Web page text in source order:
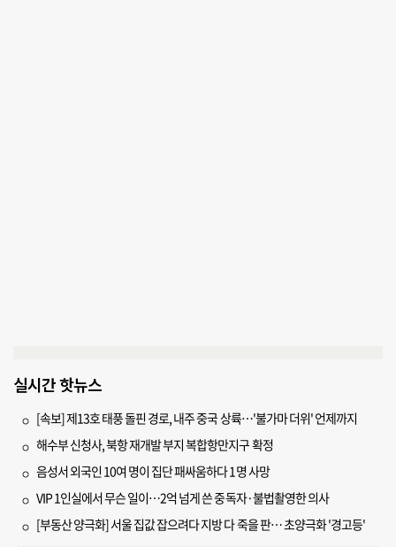
실시간 핫뉴스
[속보] 제13호 태풍 돌핀 경로, 내주 중국 상륙…'불가마 더위' 언제까지
해수부 신청사, 북항 재개발 부지 복합항만지구 확정
음성서 외국인 10여 명이 집단 패싸움하다 1명 사망
VIP 1인실에서 무슨 일이…2억 넘게 쓴 중독자·불법촬영한 의사
[부동산 양극화] 서울 집값 잡으려다 지방 다 죽을 판… 초양극화 '경고등'